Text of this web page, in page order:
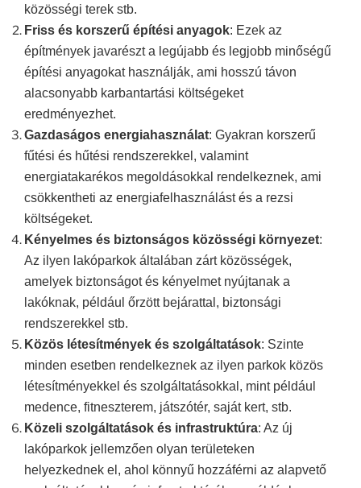
közösségi terek stb.
Friss és korszerű építési anyagok: Ezek az
építmények javarészta legújabb és legjobb minőségű
építési anyagokat használják, ami hosszú távon
alacsonyabb karbantartási költségeket
eredményezhet.
Gazdaságos energiahasználat: Gyakran korszerű
fűtési és hűtési rendszerekkel, valamint
energiatakarékos megoldásokkal rendelkeznek, ami
csökkentheti az energiafelhasználást és a rezsi
költségeket.
Kényelmes és biztonságos közösségi környezet:
Az ilyen lakóparkok általában zárt közösségek,
amelyek biztonságot és kényelmet nyújtanak a
lakóknak, például őrzött bejárattal, biztonsági
rendszerekkel stb.
Közös létesítmények és szolgáltatások: Szinte
minden esetben rendelkeznek az ilyen parkok közös
létesítményekkel és szolgáltatásokkal, mint például
medence, fitneszterem, játszótér, saját kert, stb.
Közeli szolgáltatások és infrastruktúra: Az új
lakóparkok jellemzően olyan területeken
helyezkednek el , ahol könnyű hozzáférni az alapvető